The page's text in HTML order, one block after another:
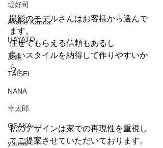
堤好司
Akane Kanda
HAYATO
夏菜
TAISEI
NANA
幸太郎
OSAKA
yuuka
撮影のモデルさんはお客様から選んで
ます。
任せてもらえる信頼もあるし
良いスタイルを納得して作りやすいか
ら。
私のデザインは家での再現性を重視し
てご提案させていただいております。